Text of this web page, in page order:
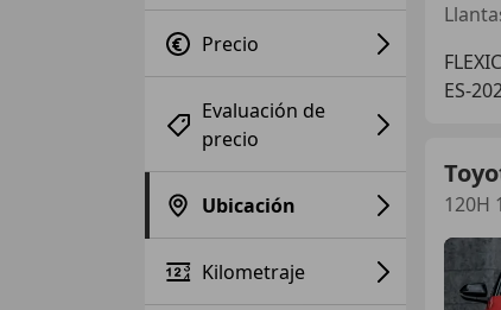
Precio
Evaluación de
precio
Ubicación
Kilometraje
ES-
120H